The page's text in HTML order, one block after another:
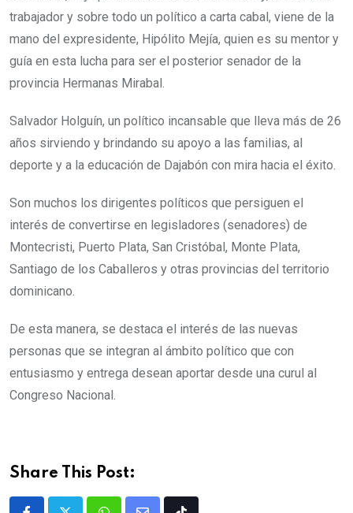
trabajador y sobre todo un político a carta cabal, viene de la
mano del expresidente, Hipólito Mejía, quien es su mentor y
guía en esta lucha para ser el posterior senador de la
provincia Hermanas Mirabal.
Salvador Holguín, un político incansable que lleva más de 26
años sirviendo y brindando su apoyo a las familias, al
deporte y a la educación de Dajabón con mira hacia el éxito.
Son muchos los dirigentes políticos que persiguen el
interés de convertirse en legisladores (senadores) de
Montecristi, Puerto Plata, San Cristóbal, Monte Plata,
Santiago de los Caballeros y otras provincias del territorio
dominicano.
De esta manera, se destaca el interés de las nuevas
personas que se integran al ámbito político que con
entusiasmo y entrega desean aportar desde una curul al
Congreso Nacional.
Share This Post: